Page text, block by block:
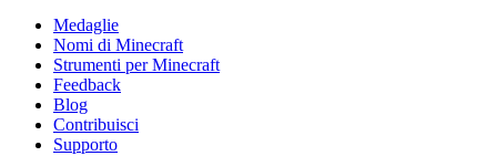
Medaglie
Nomi di Minecraft
Strumenti per Minecraft
Feedback
Blog
Contribuisci
Supporto